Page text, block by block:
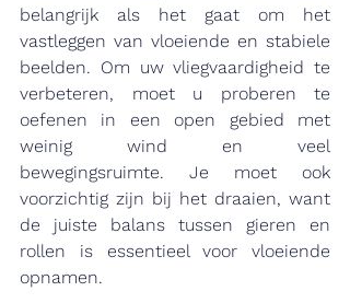
belangrijk als het gaat om het
vastleggen van vloeiende en stabiele
beelden. Om uw vliegvaardigheid te
verbeteren, moet u proberen te
oefenen in een open gebied met
weinig wind en veel
bewegingsruimte. Je moet ook
voorzichtig zijn bij het draaien, want
de juiste balans tussen gieren en
rollen is essentieel voor vloeiende
opnamen.